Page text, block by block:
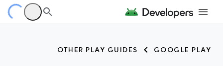
GOOGLE PLAY
OTHER PLAY GUIDES